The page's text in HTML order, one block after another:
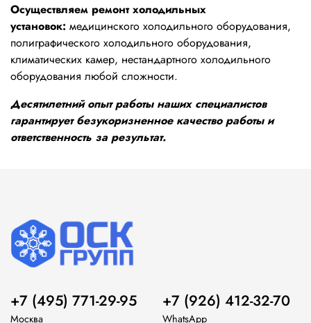
Осуществляем ремонт холодильных
установок: медицинского холодильного оборудования,
полиграфического холодильного оборудования,
климатических камер, нестандартного холодильного
оборудования любой сложности.
Десятилетний опыт работы наших специалистов
гарантирует безукоризненное качество работы и
ответственность за результат.
+7 (495) 771-29-95
Москва
+7 (926) 412-32-70
WhatsApp